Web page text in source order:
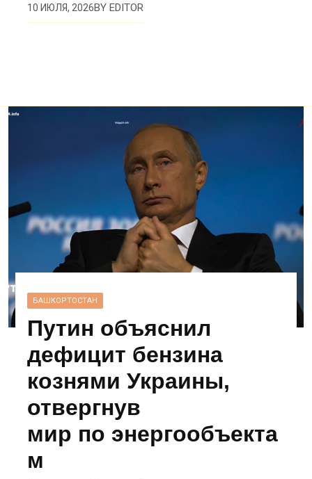
10 ИЮЛЯ, 2026BYEDITOR
БАШКОРТОСТАН
Путин объяснил
дефицит бензина
кознями Украины,
отвергнув
мир по энергообъекта
м